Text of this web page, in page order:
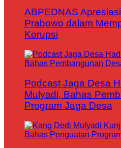
ABPEDNAS
Prabowo dalam
Korupsi
Podcast Jaga Desa
Mulyadi, Bahas
Program Jaga Desa